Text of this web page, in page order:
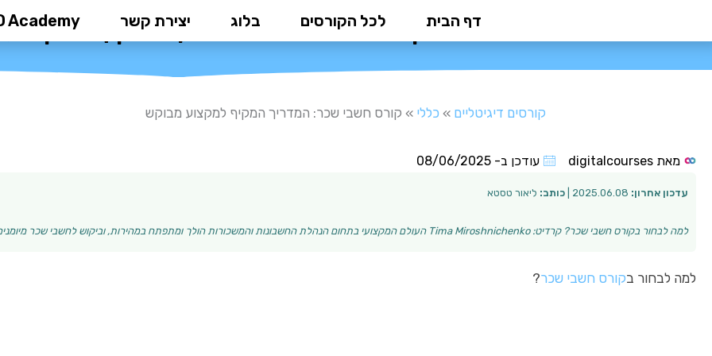
דף הבית לכל הקורסים בלוג יצירת קשר Academy קורס חשבי שכר: המדריך המקיף
קורסים דיגיטליים » כללי » קורס חשבי שכר: המדריך המקיף למקצוע מבוקש
מאת עודכן ב- 08/06/2025
עדכון אחרון: כותב: ליאור טסטא
למה לבחור בקורס חשבי שכר? קרדיט: Tima Miroshnichenko העולם המקצועי בתחום הנהלת החשבונות והמשכורות הולך ומתפתח במהירות, וביקוש לחשבי שכר מיומנים רק הול…
למה לבחור בקורס חשבי שכר?